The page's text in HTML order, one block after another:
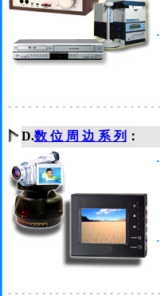
．
D.数 位 周 边 系 列 ：
．
．